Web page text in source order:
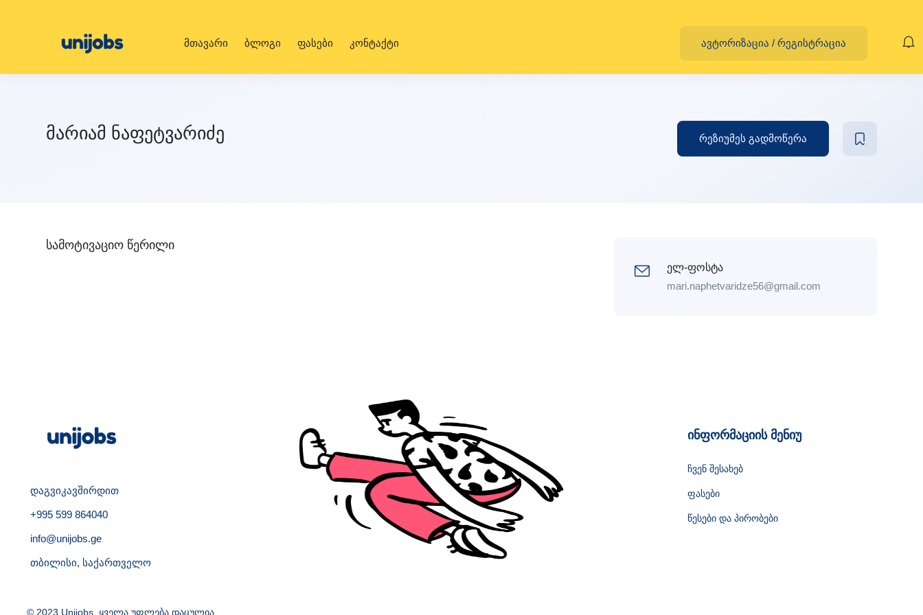
მთავარი ბლოგი ფასები კონტაქტი ავტორიზაცია / რეგისტრაცია
მარიამ ნაფეტვარიძე რეზიუმეს გადმოწერა
სამოტივაციო წერილი
ელ-ფოსტა
mari.naphetvaridze56@gmail.com
დაგვიკავშირდით
+995 599 864040
info@unijobs.ge
თბილისი, საქართველო
ინფორმაციის მენიუ
ჩვენ შესახებ
ფასები
წესები და პირობები
© 2023 Unijobs. ყველა უფლება დაცულია.